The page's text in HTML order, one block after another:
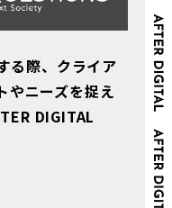
る際、クライア
やニーズを捉え
DIGITAL